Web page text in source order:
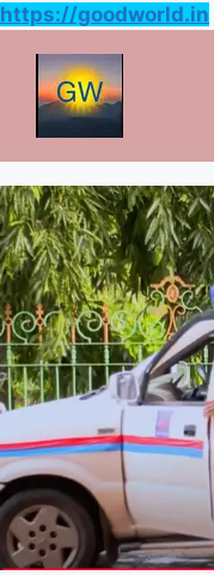
https://goodworld.in